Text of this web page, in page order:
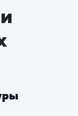
сайта.